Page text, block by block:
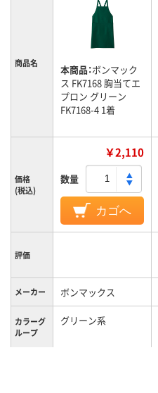
商品名 本商品：ボンマック
ス FK7168 胸当てエ
プロン グリーン
FK7168-4 1着
価格
(税込)
￥2,110
数量
カゴへ
評価
メーカー ボンマックス
カラーグ
ループ
グリーン系